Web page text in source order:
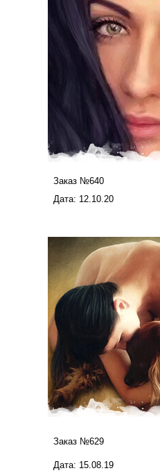
Заказ №640
Дата: 12.10.20
Заказ №629
Дата: 15.08.19